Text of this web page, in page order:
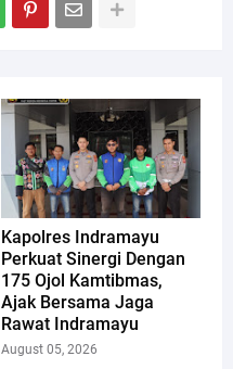
Kapolres Indramayu
Perkuat Sinergi Dengan
175 Ojol Kamtibmas,
Ajak Bersama Jaga
Rawat Indramayu
August 05, 2026